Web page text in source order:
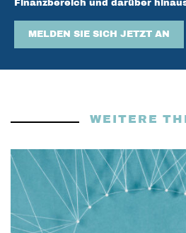
Finanzbereich und darüber
MELDEN SIE SICH JETZT AN
WEITERE